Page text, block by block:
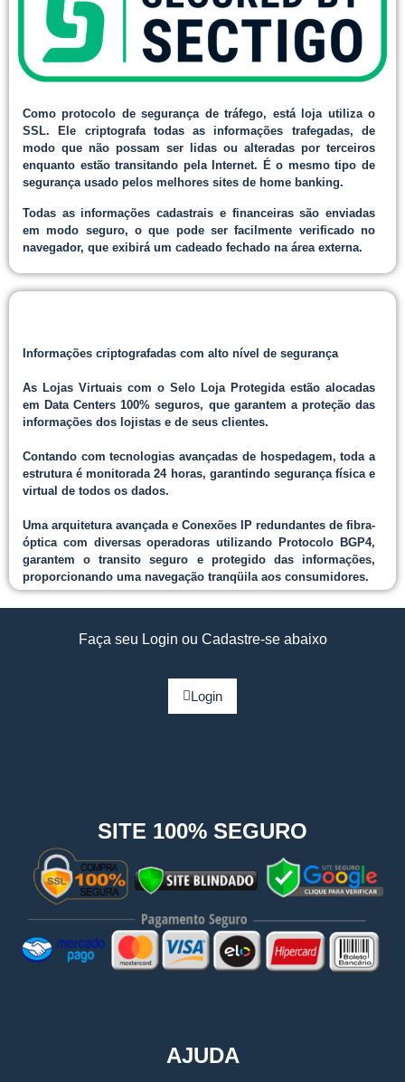
Como protocolo de segurança de tráfego, está loja utiliza o
SSL. Ele criptografa todas as informações trafegadas, de
modo que não possam ser lidas ou alteradas por terceiros
enquanto estão transitando pela Internet. É o mesmo tipo de
segurança usado pelos melhores sites de home banking.
Todas as informações cadastrais e financeiras são enviadas
em modo seguro, o que pode ser facilmente verificado no
navegador, que exibirá um cadeado fechado na área externa.
Informações criptografadas com alto nível de segurança
As Lojas Virtuais com o Selo Loja Protegida estão alocadas
em Data Centers 100% seguros, que garantem a proteção das
informações dos lojistas e de seus clientes.
Contando com tecnologias avançadas de hospedagem, toda a
estrutura é monitorada 24 horas, garantindo segurança física e
virtual de todos os dados.
Uma arquitetura avançada e Conexões IP redundantes de fibra-
óptica com diversas operadoras utilizando Protocolo BGP4,
garantem o transito seguro e protegido das informações,
proporcionando uma navegação tranqüila aos consumidores.
Faça seu Login ou Cadastre-se abaixo
Login
SITE 100% SEGURO
AJUDA